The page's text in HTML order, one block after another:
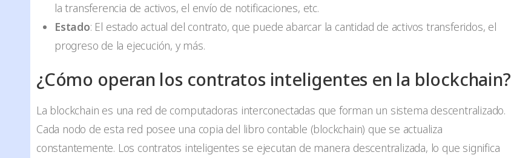
la transferencia de activos, el envío de notificaciones, etc.
Estado: El estado actual del contrato, que puede abarcar la cantidad de activos transferidos, el
progreso de la ejecución, y más.
¿Cómo operan los contratos inteligentes en la blockchain?
La blockchain es una red de computadoras interconectadas que forman un sistema descentralizado.
Cada nodo de esta red posee una copia del libro contable (blockchain) que se actualiza
constantemente. Los contratos inteligentes se ejecutan de manera descentralizada, lo que significa